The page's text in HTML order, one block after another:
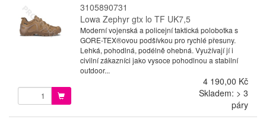
3105890731
Lowa Zephyr gtx lo TF UK7,5
Moderní vojenská a policejní taktická polobotka s
GORE-TEX®ovou podšívkou pro rychlé přesuny.
Lehká, pohodlná, podélně ohebná. Využívají jí i
civilní zákazníci jako vysoce pohodlnou a stabilní
outdoor...
4 190,00 Kč
Skladem: > 3
páry